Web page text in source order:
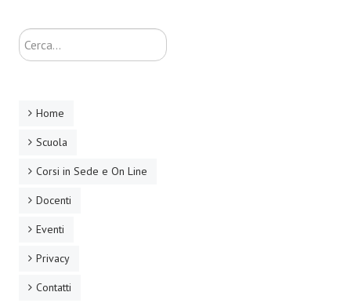
Cerca...
Home
Scuola
Corsi in Sede e On Line
Docenti
Eventi
Privacy
Contatti